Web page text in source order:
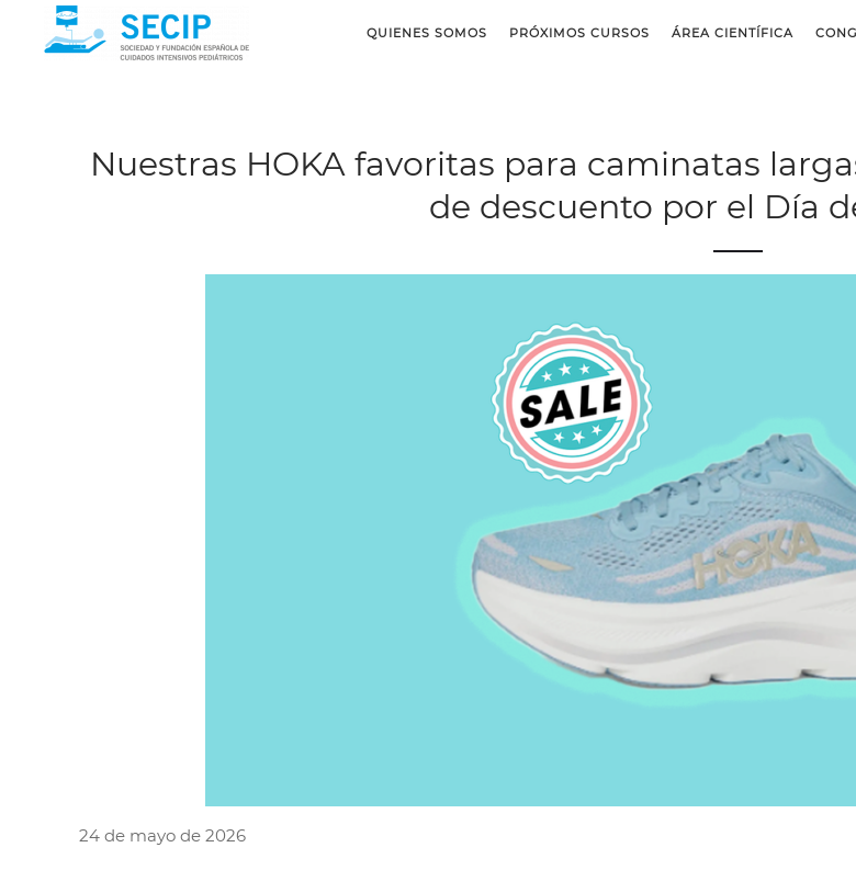
QUIENES SOMOS PRÓXIMOS CURSOS ÁREA CIENTÍFICA
Nuestras HOKA favoritas para caminatas
de descuento por el Día
24 de mayo de 2026